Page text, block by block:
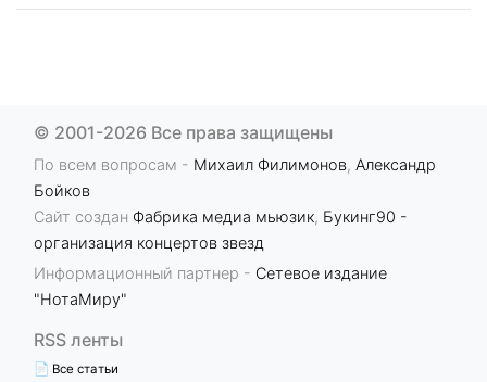
© 2001-2026 Все права защищены
По всем вопросам - Михаил Филимонов, Александр
Бойков
Сайт создан Фабрика медиа мьюзик, Букинг90 -
организация концертов звезд
Информационный партнер - Сетевое издание
"НотаМиру"
RSS ленты
📄 Все статьи